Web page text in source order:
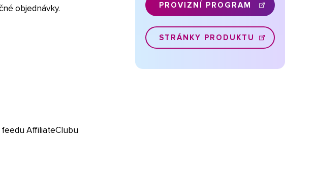
objednávky.
AffiliateClubu
PROVIZNÍ PROGRAM
STRÁNKY PRODUKTU